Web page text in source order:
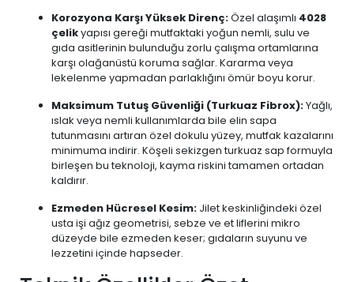
Korozyona Karşı Yüksek Direnç:Özel alaşımlı 4028
çelikyapısı gereği mutfaktaki yoğun nemli, sulu ve
gıda asitlerinin bulunduğu zorlu çalışma ortamlarına
karşı olağanüstü koruma sağlar. Kararma veya
lekelenme yapmadan parlaklığını ömür boyu korur.
Maksimum Tutuş Güvenliği (Turkuaz Fibrox):Yağlı,
ıslak veya nemli kullanımlarda bile elin sapa
tutunmasını artıran özel dokulu yüzey, mutfak kazalarını
minimuma indirir. Köşeli sekizgen turkuaz sap formuyla
birleşen bu teknoloji, kayma riskini tamamen ortadan
kaldırır.
Ezmeden Hücresel Kesim: Jilet keskinliğindeki özel
usta işi ağız geometrisi, sebze ve et liflerini mikro
düzeyde bile ezmeden keser; gıdaların suyunu ve
lezzetini içinde hapseder.